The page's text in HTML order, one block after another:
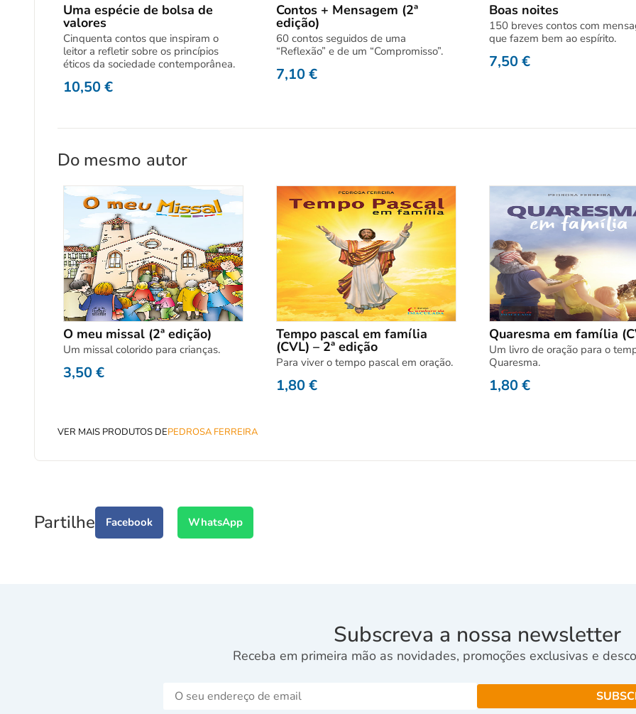
Uma espécie de bolsa de
valores
Cinquenta contos que inspiram o
leitor a refletir sobre os princípios
éticos da sociedade contemporânea.
10,50€
Contos + Mensagem (2ª
edição)
60 contos seguidos de uma
“Reflexão” e de um “Compromisso”.
7,10€
Boas noites
150 breves contos com
que fazem bem ao espírito.
7,50€
Do mesmo autor
O meu missal (2ª edição)
Um missal colorido para crianças.
3,50€
Tempo pascal em família
(CVL) – 2ª edição
Para viver o tempo pascal em oração.
1,80€
Quaresma em família
Um livro de oração para o
Quaresma.
1,80€
VER MAIS PRODUTOS DEPEDROSA FERREIRA
Partilhe Facebook WhatsApp
Subscreva a nossa newsletter
Receba em primeira mão as novidades, promoções exclusivas e